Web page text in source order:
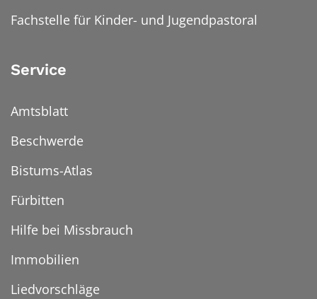
Fachstelle für Kinder- und Jugendpastoral
Service
Amtsblatt
Beschwerde
Bistums-Atlas
Fürbitten
Hilfe bei Missbrauch
Immobilien
Liedvorschläge